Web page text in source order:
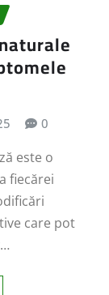
0
este o
fiecărei
care pot